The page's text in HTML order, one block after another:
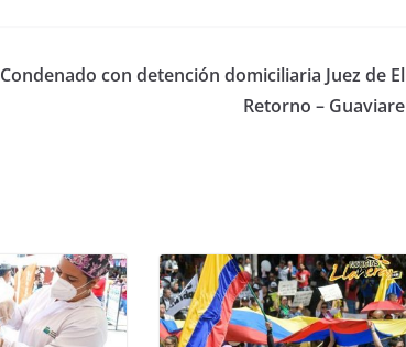
Condenado con detención domiciliaria Juez de El
Retorno – Guaviare